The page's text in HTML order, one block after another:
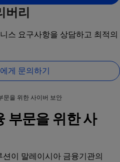
버리
스 요구사항을 상담하고 최적의
게 문의하기
문을 위한 사이버 보안
부문을 위한 사
이 말레이시아 금융기관의